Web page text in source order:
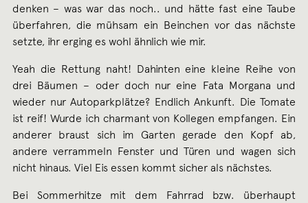
denken – was war das noch.. und hätte fast eine Taube
überfahren, die mühsam ein Beinchen vor das nächste
setzte, ihr erging es wohl ähnlich wie mir.
Yeah die Rettung naht! Dahinten eine kleine Reihe von
drei Bäumen – oder doch nur eine Fata Morgana und
wieder nur Autoparkplätze? Endlich Ankunft. Die Tomate
ist reif! Wurde ich charmant von Kollegen empfangen. Ein
anderer braust sich im Garten gerade den Kopf ab,
andere verrammeln Fenster und Türen und wagen sich
nicht hinaus. Viel Eis essen kommt sicher als nächstes.
Bei Sommerhitze mit dem Fahrrad bzw. überhaupt